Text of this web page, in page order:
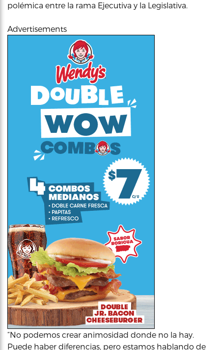
polémica entre la rama Ejecutiva y la Legislativa.
Advertisements
“No podemos crear animosidad donde no la hay.
Puede haber diferencias, pero estamos hablando de